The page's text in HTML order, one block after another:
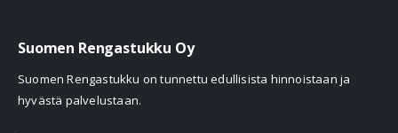
Suomen Rengastukku Oy
Suomen Rengastukku on tunnettu edullisista hinnoistaan ja
hyvästä palvelustaan.